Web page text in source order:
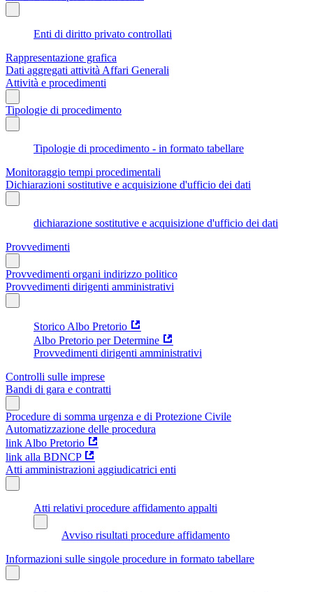
Enti di diritto privato controllati
Rappresentazione grafica
Dati aggregati attività Affari Generali
Attività e procedimenti
Tipologie di procedimento
Tipologie di procedimento - in formato tabellare
Monitoraggio tempi procedimentali
Dichiarazioni sostitutive e acquisizione d'ufficio dei dati
dichiarazione sostitutive e acquisizione d'ufficio dei dati
Provvedimenti
Provvedimenti organi indirizzo politico
Provvedimenti dirigenti amministrativi
Storico Albo Pretorio
Albo Pretorio per Determine
Provvedimenti dirigenti amministrativi
Controlli sulle imprese
Bandi di gara e contratti
Procedure di somma urgenza e di Protezione Civile
Automatizzazione delle procedura
link Albo Pretorio
link alla BDNCP
Atti amministrazioni aggiudicatrici enti
Atti relativi procedure affidamento appalti
Avviso risultati procedure affidamento
Informazioni sulle singole procedure in formato tabellare